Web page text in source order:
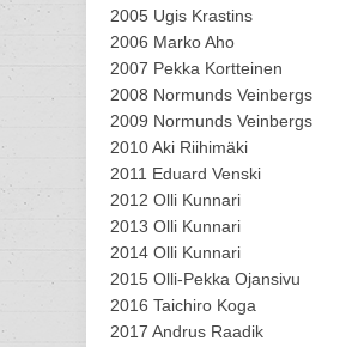
2005 Ugis Krastins
2006 Marko Aho
2007 Pekka Kortteinen
2008 Normunds Veinbergs
2009 Normunds Veinbergs
2010 Aki Riihimäki
2011 Eduard Venski
2012 Olli Kunnari
2013 Olli Kunnari
2014 Olli Kunnari
2015 Olli-Pekka Ojansivu
2016 Taichiro Koga
2017 Andrus Raadik